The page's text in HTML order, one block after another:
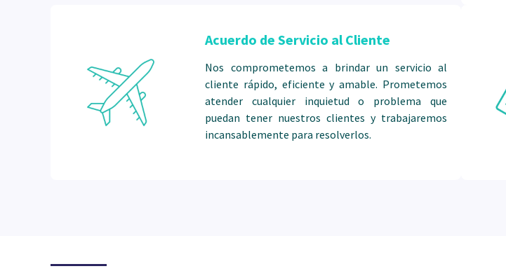
Acuerdo de Servicio al Cliente
Nos comprometemos a brindar un servicio al
cliente rápido, eficiente y amable. Prometemos
atender cualquier inquietud o problema que
puedan tener nuestros clientes y trabajaremos
incansablemente para resolverlos.